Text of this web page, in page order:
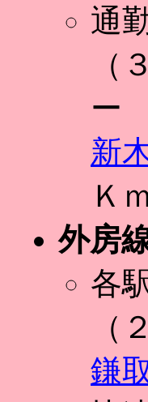
通
（
ー
新
Ｋ
外房
各
（
鎌